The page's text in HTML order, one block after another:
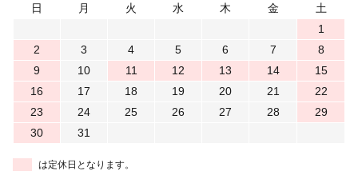
日
月 火 水 木 金
土
1
2
3 4 5 6 7
8
9
10 11 12 13 14
15
16
17 18 19 20 21
22
23
24 25 26 27 28
29
30
31
は定休日となります。